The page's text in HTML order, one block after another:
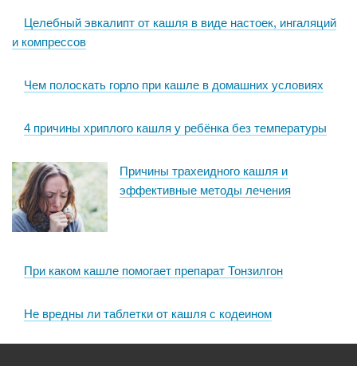
Целебный эвкалипт от кашля в виде настоек, ингаляций
и компрессов
Чем полоскать горло при кашле в домашних условиях
4 причины хриплого кашля у ребёнка без температуры
Причины трахеидного кашля и
эффективные методы лечения
При каком кашле помогает препарат Тонзилгон
Не вредны ли таблетки от кашля с кодеином